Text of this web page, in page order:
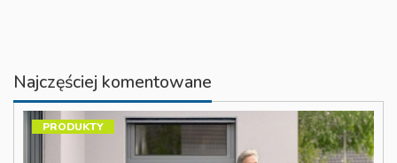
Najczęściej komentowane
PRODUKTY